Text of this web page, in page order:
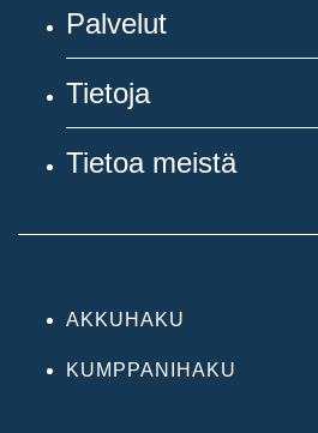
Palvelut
Tietoja
Tietoa meistä
AKKUHAKU
KUMPPANIHAKU